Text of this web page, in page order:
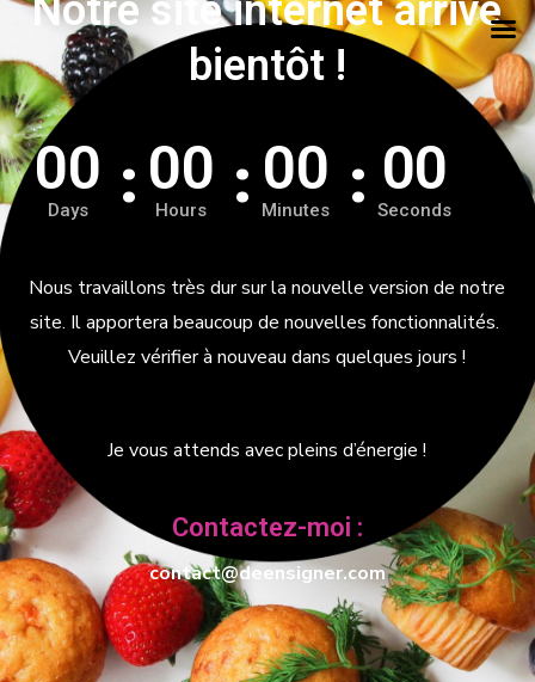
Notre site internet arrive
bientôt !
00
Days
00
Hours
00
Minutes
00
Seconds
Nous travaillons très dur sur la nouvelle version de notre
site. Il apportera beaucoup de nouvelles fonctionnalités.
Veuillez vérifier à nouveau dans quelques jours !
Je vous attends avec pleins d’énergie !
Contactez-moi :
contact@deensigner.com